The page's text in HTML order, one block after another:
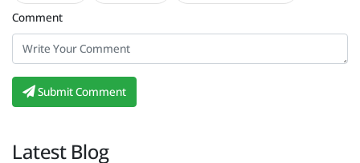
Comment
Submit Comment
Latest Blog